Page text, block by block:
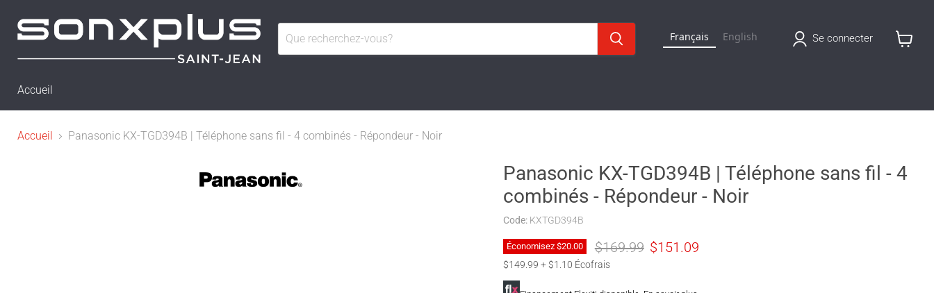
Français English Se connecter
Accueil
Accueil Panasonic KX-TGD394B | Téléphone sans fil - 4 combinés - Répondeur - Noir
Panasonic KX-TGD394B | Téléphone sans fil - 4
combinés - Répondeur - Noir
Code: KXTGD394B
Économisez $20.00 Prix original
$169.99 Prix actuel
$151.09
$149.99 + $1.10 Écofrais